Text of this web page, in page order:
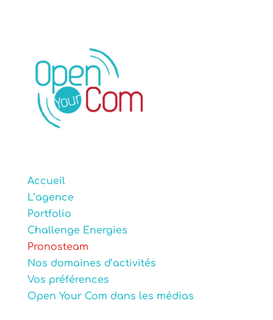
Accueil
L’agence
Portfolio
Challenge Energies
Pronosteam
Nos domaines d’activités
Vos préférences
Open Your Com dans les médias